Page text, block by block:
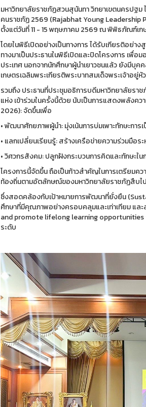
มหาวิทยาลัยราชภัฏสวนสุนันทา วิทยาเขตนครปฐม
คนราชภัฏ 2569 (Rajabhat Young
ตั้งแต่วันที่ 11 - 15 พฤษภาคม 2569 ณ พิพิธภัณฑ์เก
โดยในพิธีเปิดอย่างเป็นทางการ ได้รับเกียรติอย่
ทางมาเป็นประธานในพิธีเปิดและปิดโครงการ เพื่
ประเทศ นอกจากนักศึกษาผู้นำเยาวชนแล้ว ยังมีบุ
เกษตรเฉลิมพระเกียรติพระบาทสมเด็จพระเจ้าอยู่
รวมถึง ประธานที่ประชุมอธิการบดีมหาวิทยาลัยร
แห่ง เข้าร่วมในครั้งนี้ด้วย นับเป็นการแสดงพลังค
2026): จัดขึ้นเพื่อ
• พัฒนาศักยภาพผู้นำ: มุ่งเน้นการบ่มเพาะทักษะกา
• แลกเปลี่ยนเรียนรู้: สร้างเครือข่ายความร่วมมือ
• วิศวกรสังคม: ปลูกฝังกระบวนการคิดและทักษะ
โครงการนี้จัดขึ้น ถือเป็นก้าวสำคัญในการเตรียม
ท้องถิ่นตามอัตลักษณ์ของมหาวิทยาลัยราชภัฏสืบไป
ซึ่งสอดคล้องกับเป้าหมายการพัฒนาที่ยั่งยืน
ศึกษาที่มีคุณภาพอย่างครอบคลุมและเท่าเทียม แล
and promote lifelong learning opportunities
ระดับ